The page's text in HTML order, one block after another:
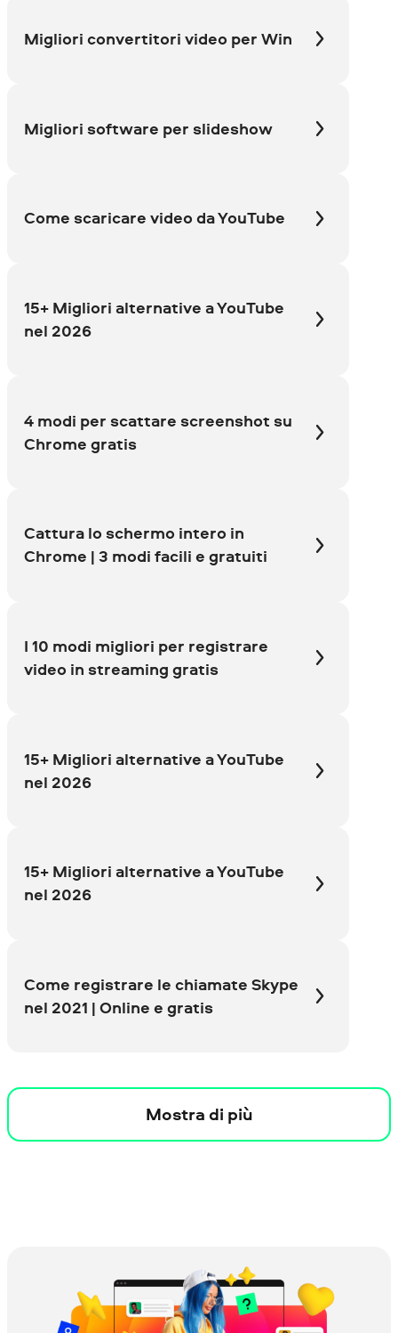
Migliori convertitori video per Win
Migliori software per slideshow
Come scaricare video da YouTube
15+ Migliori alternative a YouTube
nel 2026
4 modi per scattare screenshot su
Chrome gratis
Cattura lo schermo intero in
Chrome | 3 modi facili e gratuiti
I 10 modi migliori per registrare
video in streaming gratis
15+ Migliori alternative a YouTube
nel 2026
15+ Migliori alternative a YouTube
nel 2026
Come registrare le chiamate Skype
nel 2021 | Online e gratis
Mostra di più